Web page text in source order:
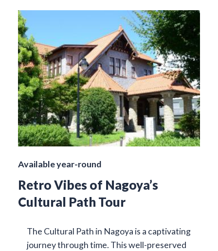
Available year-round
Retro Vibes of Nagoya’s
Cultural Path Tour
The Cultural Path in Nagoya is a captivating
journey through time. This well-preserved